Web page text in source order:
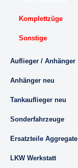
Komplettzüge
Sonstige
Auflieger / Anhänger
Anhänger neu
Tankauflieger neu
Sonderfahrzeuge
Ersatzteile Aggregate
LKW Werkstatt